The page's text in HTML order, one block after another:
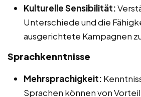
Kulturelle Sensibilität:
Unterschiede und die
ausgerichtete Kampagnen
Sprachkenntnisse
Mehrsprachigkeit:
Sprachen können von